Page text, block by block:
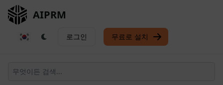
AIPRM
로그인 무료로 설치